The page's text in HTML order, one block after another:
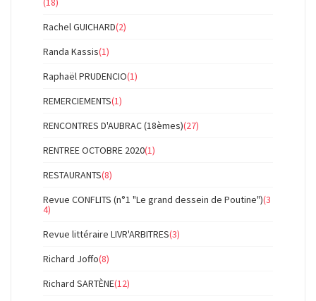
Rachel GUICHARD(2)
Randa Kassis(1)
Raphaël PRUDENCIO(1)
REMERCIEMENTS(1)
RENCONTRES D'AUBRAC (18èmes)(27)
RENTREE OCTOBRE 2020(1)
RESTAURANTS(8)
Revue CONFLITS (n°1 "Le grand dessein de Poutine")(3
4)
Revue littéraire LIVR'ARBITRES(3)
Richard Joffo(8)
Richard SARTÈNE(12)